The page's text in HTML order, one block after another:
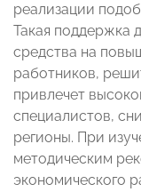
реализации
Такая поддержка
средства на
работников,
привлечет
специалистов,
регионы. При
методическим
экономического